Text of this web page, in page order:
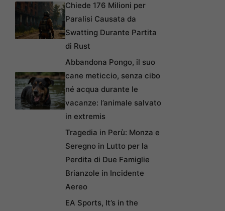
Chiede 176 Milioni per
Paralisi Causata da
Swatting Durante Partita
di Rust
Abbandona Pongo, il suo
cane meticcio, senza cibo
né acqua durante le
vacanze: l’animale salvato
in extremis
Tragedia in Perù: Monza e
Seregno in Lutto per la
Perdita di Due Famiglie
Brianzole in Incidente
Aereo
EA Sports, It’s in the